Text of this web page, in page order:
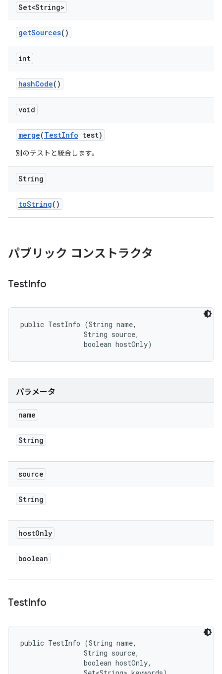
Set<String>
getSources()
int
hashCode()
void
merge(TestInfo test)
別のテストと統合します。
String
toString()
パブリック コンストラクタ
TestInfo
public TestInfo (String name,
                String source,
                boolean hostOnly)
パラメータ
name
String
source
String
hostOnly
boolean
TestInfo
public TestInfo (String name,
                String source,
                boolean hostOnly,